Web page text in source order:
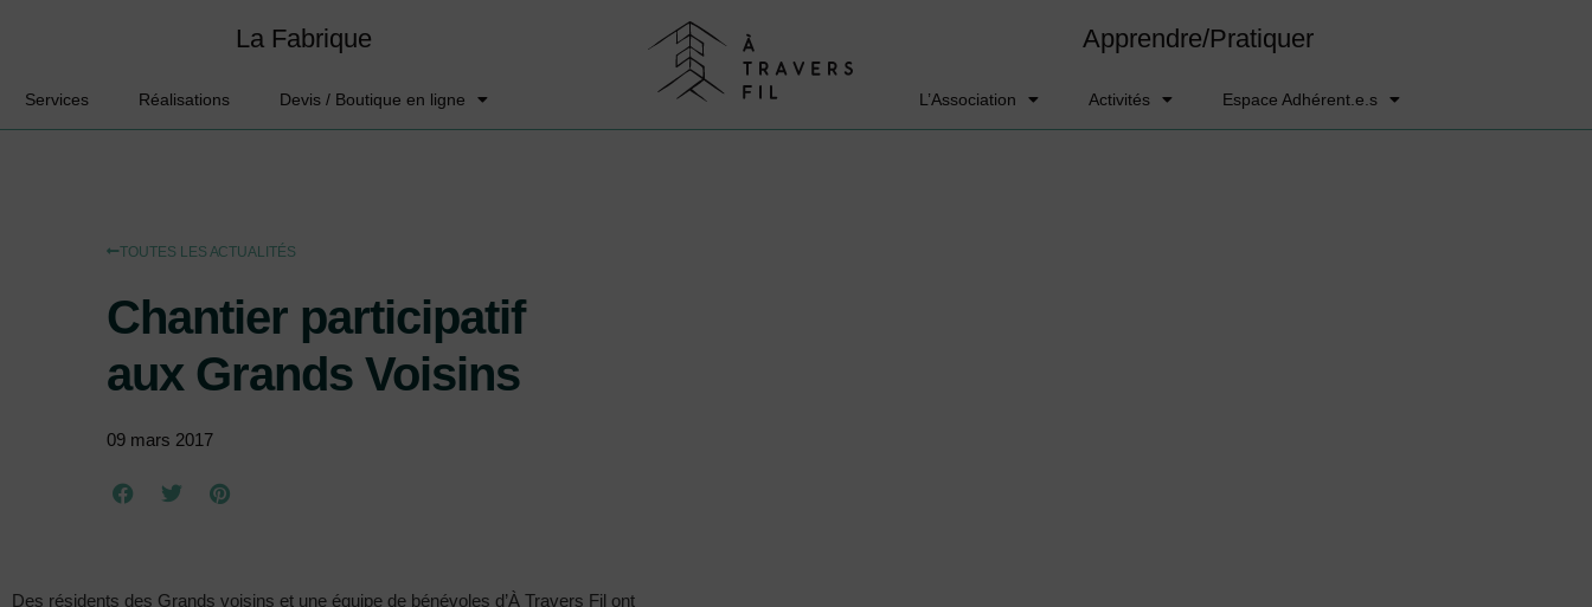
La Fabrique
Services Réalisations Devis / Boutique en ligne
Apprendre/Pratiquer
L’Association Activités Espace Adhérent.e.s
TOUTES LES ACTUALITÉS
Chantier participatif
aux Grands Voisins
09 mars 2017
Des résidents des Grands voisins et une équipe de bénévoles d’À Travers Fil ont